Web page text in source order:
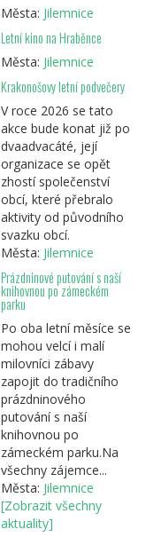
Města: Jilemnice
Letní kino na Hraběnce
Města: Jilemnice
Krakonošovy letní podvečery
V roce 2026 se tato
akce bude konat již po
dvaadvacáté, její
organizace se opět
zhostí společenství
obcí, které přebralo
aktivity od původního
svazku obcí.
Města: Jilemnice
Prázdninové putování s naší
knihovnou po zámeckém
parku
Po oba letní měsíce se
mohou velcí i malí
milovníci zábavy
zapojit do tradičního
prázdninového
putování s naší
knihovnou po
zámeckém parku.Na
všechny zájemce...
Města: Jilemnice
[Zobrazit všechny
aktuality]